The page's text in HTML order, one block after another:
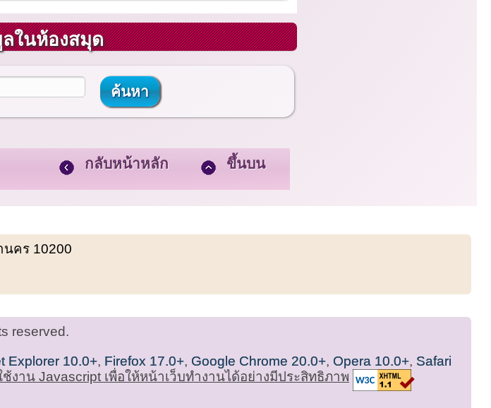
ในห้องสมุด
กลับหน้าหลัก ขึ้นบน
นคร 10200
reserved.
Explorer 10.0+, Firefox 17.0+, Google Chrome 20.0+, Opera 10.0+, Safari
ช้งาน Javascript เพื่อให้หน้าเว็บทำงานได้อย่างมีประสิทธิภาพ